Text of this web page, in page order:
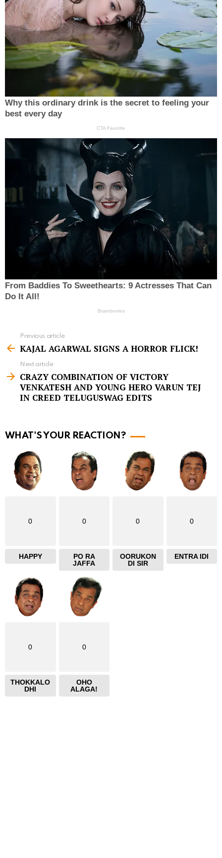
e
m
e
Previous article
KAJAL AGARWAL SIGNS A HORROR FLICK!
Next article
CRAZY COMBINATION OF VICTORY
VENKATESH AND YOUNG HERO VARUN TEJ
IN CREED TELUGUSWAG EDITS
WHAT'S YOUR REACTION?
0
HAPPY
0
PO RA
JAFFA
0
OORUKON
DI SIR
0
ENTRA IDI
0
THOKKALO
DHI
0
OHO
ALAGA!